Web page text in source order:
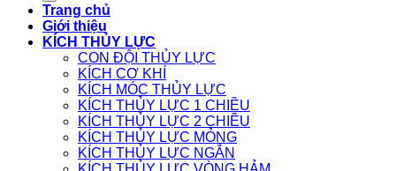
Trang chủ
Giới thiệu
KÍCH THỦY LỰC
CON ĐỘI THỦY LỰC
KÍCH CƠ KHÍ
KÍCH MÓC THỦY LỰC
KÍCH THỦY LỰC 1 CHIỀU
KÍCH THỦY LỰC 2 CHIỀU
KÍCH THỦY LỰC MỎNG
KÍCH THỦY LỰC NGẮN